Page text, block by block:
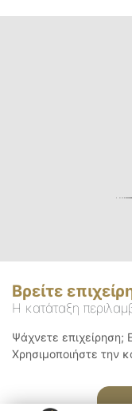
Βρείτε
Η κατάταξη
Ψάχνετε επιχείρηση;
Χρησιμοποιήστε την